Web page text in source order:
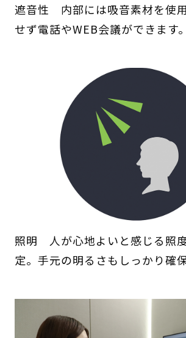
遮音性 内部には吸音素材を使
せず電話やWEB会議ができます。
照明 人が心地よいと感じる照
定。手元の明るさもしっかり確